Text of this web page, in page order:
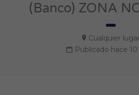
(Banco) ZONA
Cualquier
Publicado hace